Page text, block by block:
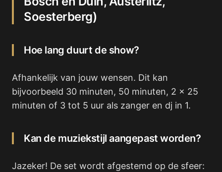
Soesterberg)
Hoe lang duurt de show?
Afhankelijk van jouw wensen. Dit kan
bijvoorbeeld 30 minuten, 50 minuten, 2 x 25
minuten of 3 tot 5 uur als zanger en dj in 1.
Kan de muziekstijl aangepast worden?
Jazeker! De set wordt afgestemd op de sfeer: